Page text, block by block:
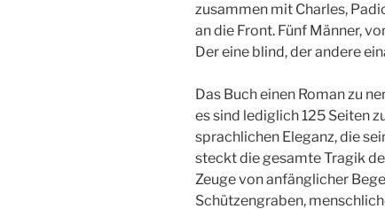
zusammen mit Charles,
an die Front. Fünf Männer,
Der eine blind, der andere
Das Buch einen Roman zu
es sind lediglich 125 Seiten
sprachlichen Eleganz, die
steckt die gesamte Tragik
Zeuge von anfänglicher
Schützengraben,